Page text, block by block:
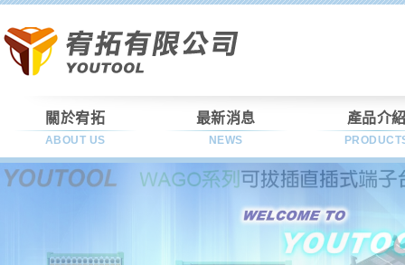
關於宥拓
ABOUT US
最新消息
NEWS
產品介